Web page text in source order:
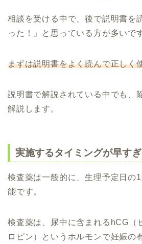
相談を受ける中で、後で説明書を
った！」と思っている方が多いで
まずは説明書をよく読んで正しく
説明書で解説されている中でも、
解説します。
実施するタイミングが早す
検査薬は一般的に、生理予定日の
能です。
検査薬は、尿中に含まれるhCG（
ロピン）というホルモンで妊娠の